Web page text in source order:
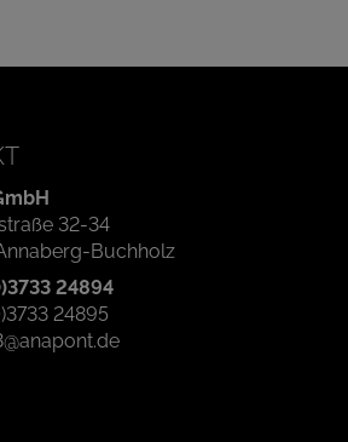
32-34
Buchholz
24894
24895